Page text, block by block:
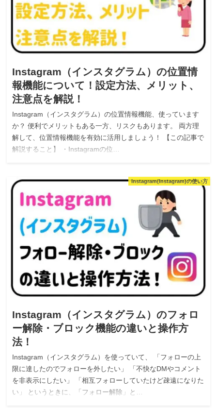
Instagram（インスタグラム）の位置情
報機能について！設定方法、メリット、
注意点を解説！
Instagram（インスタグラム）の位置情報機能、使っています
か？ 便利でメリットもある一方、リスクもあります。 両方理
解して、位置情報機能を有効に活用しましょう！ 【この記事で
解説すること】 ・Instagramの位…
Instagram(Instagram)の使い方
Instagram（インスタグラム）のフォロ
ー解除・ブロック機能の違いと操作方
法！
Instagram（インスタグラム）を使っていて、 「フォローの上
限に達したのでフォローを外したい」 「不快なDMやコメント
を非表示にしたい」 「相互フォローしていたけど疎遠になりた
い」 というときに、「フォロー解除」と…